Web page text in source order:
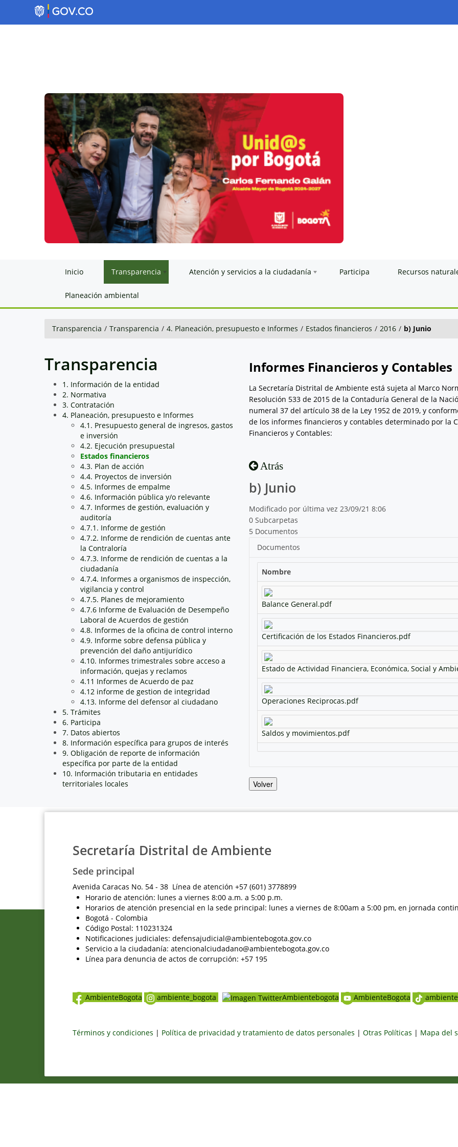
Inicio Transparencia Atención y servicios a la ciudadanía Participa Recursos
Planeación ambiental
Transparencia / Transparencia / 4. Planeación, presupuesto e Informes / Estados financieros / 2016 / b) Junio
Transparencia
1. Información de la entidad
2. Normativa
3. Contratación
4. Planeación, presupuesto e Informes
4.1. Presupuesto general de ingresos, gastos
e inversión
4.2. Ejecución presupuestal
Estados financieros
4.3. Plan de acción
4.4. Proyectos de inversión
4.5. Informes de empalme
4.6. Información pública y/o relevante
4.7. Informes de gestión, evaluación y
auditoría
4.7.1. Informe de gestión
4.7.2. Informe de rendición de cuentas ante
la Contraloría
4.7.3. Informe de rendición de cuentas a la
ciudadanía
4.7.4. Informes a organismos de inspección,
vigilancia y control
4.7.5. Planes de mejoramiento
4.7.6 Informe de Evaluación de Desempeño
Laboral de Acuerdos de gestión
4.8. Informes de la oficina de control interno
4.9. Informe sobre defensa pública y
prevención del daño antijurídico
4.10. Informes trimestrales sobre acceso a
información, quejas y reclamos
4.11 Informes de Acuerdo de paz
4.12 informe de gestion de integridad
4.13. Informe del defensor al ciudadano
5. Trámites
6. Participa
7. Datos abiertos
8. Información específica para grupos de interés
9. Obligación de reporte de información
específica por parte de la entidad
10. Información tributaria en entidades
territoriales locales
Informes Financieros y Contables
La Secretaría Distrital de Ambiente está sujeta al Marco
Resolución 533 de 2015 de la Contaduría General de la
numeral 37 del artículo 38 de la Ley 1952 de 2019, y
de los informes financieros y contables determinado por la
Financieros y Contables:
Atrás
b) Junio
Modificado por última vez 23/09/21 8:06
0 Subcarpetas
5 Documentos
Documentos
Nombre
Balance General.pdf
Certificación de los Estados Financieros.pdf
Estado de Actividad Financiera, Económica, Social y
Operaciones Reciprocas.pdf
Saldos y movimientos.pdf
Volver
Secretaría Distrital de Ambiente
Sede principal
Avenida Caracas No. 54 - 38 Línea de atención +57 (601) 3778899
Horario de atención: lunes a viernes 8:00 a.m. a 5:00 p.m.
Horarios de atención presencial en la sede principal: lunes a viernes de 8:00am a 5:00 pm, en jornada
Bogotá - Colombia
Código Postal: 110231324
Notificaciones judiciales: defensajudicial@ambientebogota.gov.co
Servicio a la ciudadanía: atencionalciudadano@ambientebogota.gov.co
Línea para denuncia de actos de corrupción: +57 195
AmbienteBogota ambiente_bogota Ambientebogota AmbienteBogota
Términos y condiciones | Política de privacidad y tratamiento de datos personales | Otras Políticas | Mapa del